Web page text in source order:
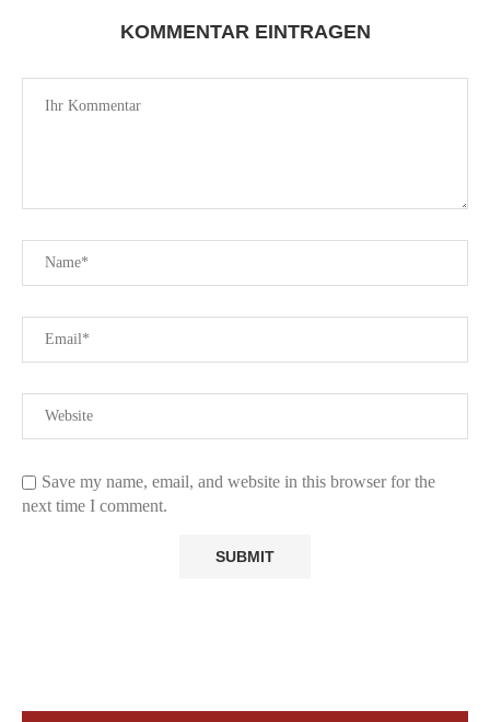
KOMMENTAR EINTRAGEN
Save my name, email, and website in this browser for the
next time I comment.